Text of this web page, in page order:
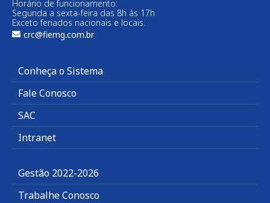
Horário de funcionamento:
Segunda a sexta-feira das 8h às 17h
Exceto feriados nacionais e locais.
crc@fiemg.com.br
Conheça o Sistema
Fale Conosco
SAC
Intranet
Gestão 2022-2026
Trabalhe Conosco